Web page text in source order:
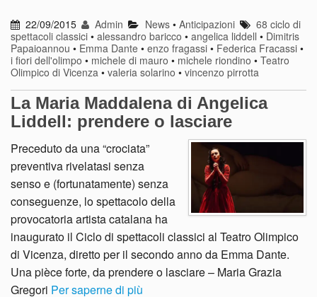
22/09/2015 Admin News• Anticipazioni
68 ciclo di
spettacoli classici • alessandro baricco • angelica liddell • Dimitris
Papaioannou • Emma Dante • enzo fragassi • Federica Fracassi •
i fiori dell'olimpo • michele di mauro • michele riondino • Teatro
Olimpico di Vicenza • valeria solarino • vincenzo pirrotta
La Maria Maddalena di Angelica
Liddell: prendere o lasciare
Preceduto da una “crociata”
preventiva rivelatasi senza
senso e (fortunatamente) senza
conseguenze, lo spettacolo della
provocatoria artista catalana ha
inaugurato il Ciclo di spettacoli classici al Teatro Olimpico
di Vicenza, diretto per il secondo anno da Emma Dante.
Una pièce forte, da prendere o lasciare – Maria Grazia
Gregori Per saperne di più